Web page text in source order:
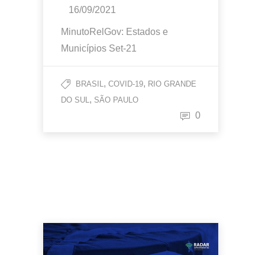
16/09/2021
MinutoRelGov: Estados e
Municípios Set-21
BRASIL, COVID-19, RIO GRANDE
DO SUL, SÃO PAULO
0